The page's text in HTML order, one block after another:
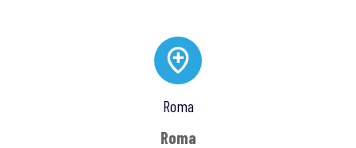
Roma
Roma